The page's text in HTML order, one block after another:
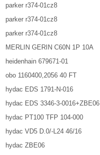
parker r374-01cz8
parker r374-01cz8
parker r374-01cz8
MERLIN GERIN C60N 1P 10A
heidenhain 679671-01
obo 1160400,2056 40 FT
hydac EDS 1791-N-016
hydac EDS 3346-3-0016+ZBE06
hydac PT100 TFP 104-000
hydac VD5 D.0/-L24 46/16
hydac ZBE06